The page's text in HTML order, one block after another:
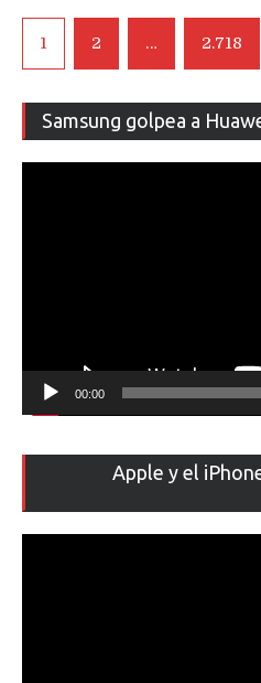
Navegación
de
entradas
1 2 … 2.718
Samsung golpea a
00:00
Apple y el